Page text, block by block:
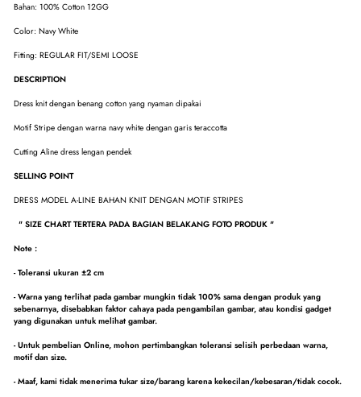
Bahan: 100% Cotton 12GG
Color: Navy White
Fitting: REGULAR FIT/SEMI LOOSE
DESCRIPTION
Dress knit dengan benang cotton yang nyaman dipakai
Motif Stripe dengan warna navy white dengan garis teraccotta
Cutting Aline dress lengan pendek
SELLING POINT
DRESS MODEL A-LINE BAHAN KNIT DENGAN MOTIF STRIPES
" SIZE CHART TERTERA PADA BAGIAN BELAKANG FOTO PRODUK "
Note :
- Toleransi ukuran ±2 cm
- Warna yang terlihat pada gambar mungkin tidak 100% sama dengan produk yang
sebenarnya, disebabkan faktor cahaya pada pengambilan gambar, atau kondisi gadget
yang digunakan untuk melihat gambar.
- Untuk pembelian Online, mohon pertimbangkan toleransi selisih perbedaan warna,
motif dan size.
- Maaf, kami tidak menerima tukar size/barang karena kekecilan/kebesaran/tidak cocok.